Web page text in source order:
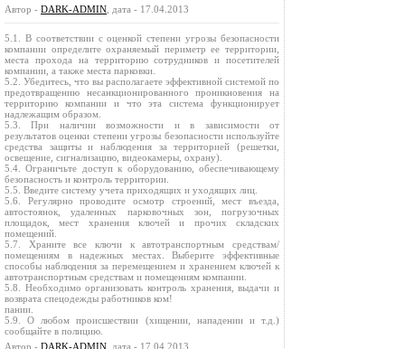
Автор - DARK-ADMIN , дата - 17.04.2013
5.1. В соответствии с оценкой степени угрозы безопасности
компании определите охраняемый периметр ее территории,
места прохода на территорию сотрудников и посетителей
компании, а также места парковки.
5.2. Убедитесь, что вы располагаете эффективной системой по
предотвращению несанкционированного проникновения на
территорию компании и что эта система функционирует
надлежащим образом.
5.3. При наличии возможности и в зависимости от
результатов оценки степени угрозы безопасности используйте
средства защиты и наблюдения за территорией (решетки,
освещение, сигнализацию, видеокамеры, охрану).
5.4. Ограничьте доступ к оборудованию, обеспечивающему
безопасность и контроль территории.
5.5. Введите систему учета приходящих и уходящих лиц.
5.6. Регулярно проводите осмотр строений, мест въезда,
автостоянок, удаленных парковочных зон, погрузочных
площадок, мест хранения ключей и прочих складских
помещений.
5.7. Храните все ключи к автотранспортным средствам/
помещениям в надежных местах. Выберите эффективные
способы наблюдения за перемещением и хранением ключей к
автотранспортным средствам и помещениям компании.
5.8. Необходимо организовать контроль хранения, выдачи и
возврата спецодежды работников ком!
пании.
5.9. О любом происшествии (хищении, нападении и т.д.)
сообщайте в полицию.
Автор - DARK-ADMIN , дата - 17.04.2013